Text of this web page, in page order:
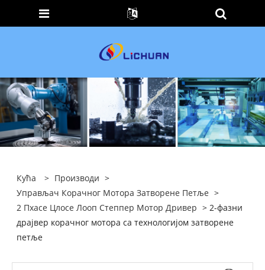
Кућа > Производи >
Управљач Корачног Мотора Затворене Петље >
2 Пхасе Цлосе Лооп Степпер Мотор Дривер > 2-фазни
драјвер корачног мотора са технологијом затворене
петље